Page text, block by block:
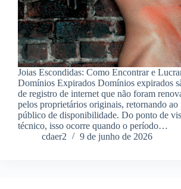
Joias Escondidas: Como Encontrar e
Domínios Expirados Domínios expirados
de registro de internet que não foram
pelos proprietários originais, retornando ao
público de disponibilidade. Do ponto de
técnico, isso ocorre quando o período…
cdaer2
9 de junho de 2026